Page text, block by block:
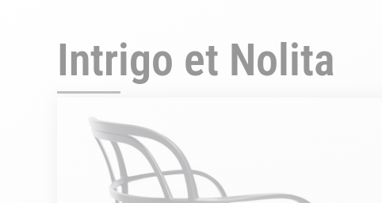
Intrigo et Nolita